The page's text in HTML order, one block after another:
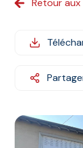
professionnel
vendus
neuf
Estimation
Retour